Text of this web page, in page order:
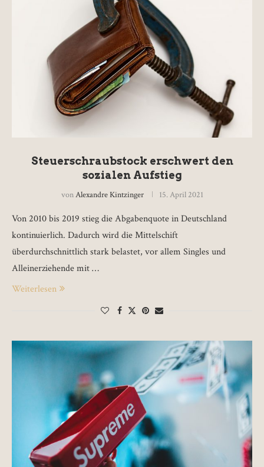
Steuerschraubstock erschwert den
sozialen Aufstieg
vonAlexandre Kintzinger 15. April 2021
Von 2010 bis 2019 stieg die Abgabenquote in Deutschland
kontinuierlich. Dadurch wird die Mittelschift
überdurchschnittlich stark belastet, vor allem Singles und
Alleinerziehende mit …
Weiterlesen